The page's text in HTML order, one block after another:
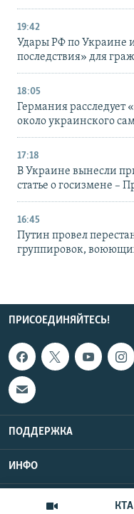
КТА
19:42
Удары РФ по Украине
последствия» для
18:05
Германия расследует
около украинского
17:18
В Украине вынесли
статье о госизмене –
16:45
Путин провел
группировок,
ПРИСОЕДИНЯЙТЕСЬ!
ПОДДЕРЖКА
ИНФО
Copyright
UTC+3